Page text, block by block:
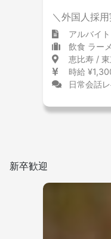
＼外国人採
アルバイト
飲食 ラー
恵比寿 /
時給
日常会話
新卒歓迎